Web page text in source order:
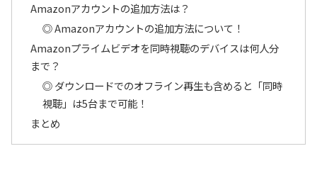
Amazonアカウントの追加方法は？
◎ Amazonアカウントの追加方法について！
Amazonプライムビデオを同時視聴のデバイスは何人分
まで？
◎ ダウンロードでのオフライン再生も含めると「同時
視聴」は5台まで可能！
まとめ